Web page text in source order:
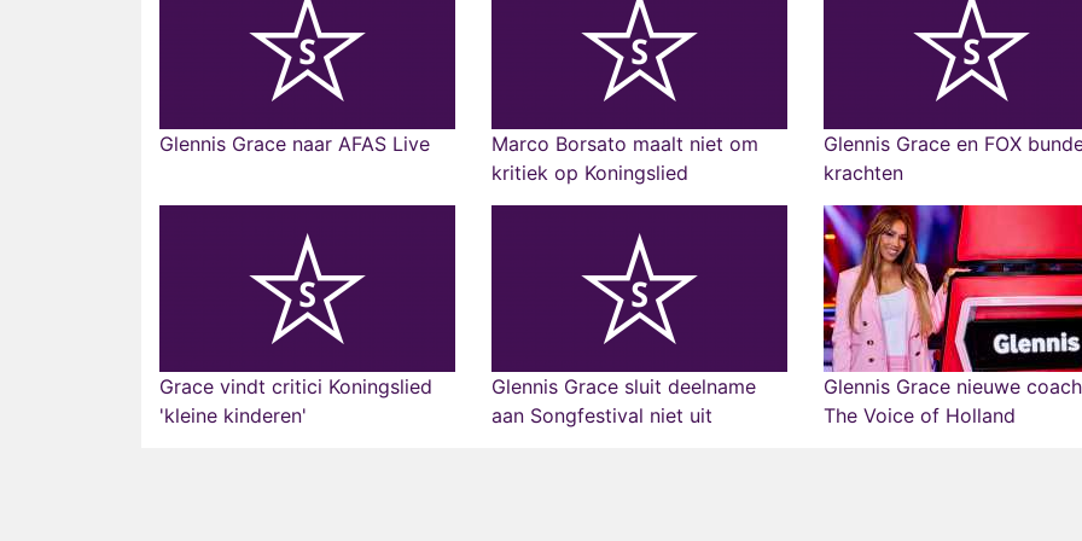
Glennis Grace naar AFAS Live
Marco Borsato maalt niet om
kritiek op Koningslied
Glennis Grace en FOX
krachten
Grace vindt critici Koningslied
'kleine kinderen'
Glennis Grace sluit deelname
aan Songfestival niet uit
Glennis Grace nieuwe coach
The Voice of Holland